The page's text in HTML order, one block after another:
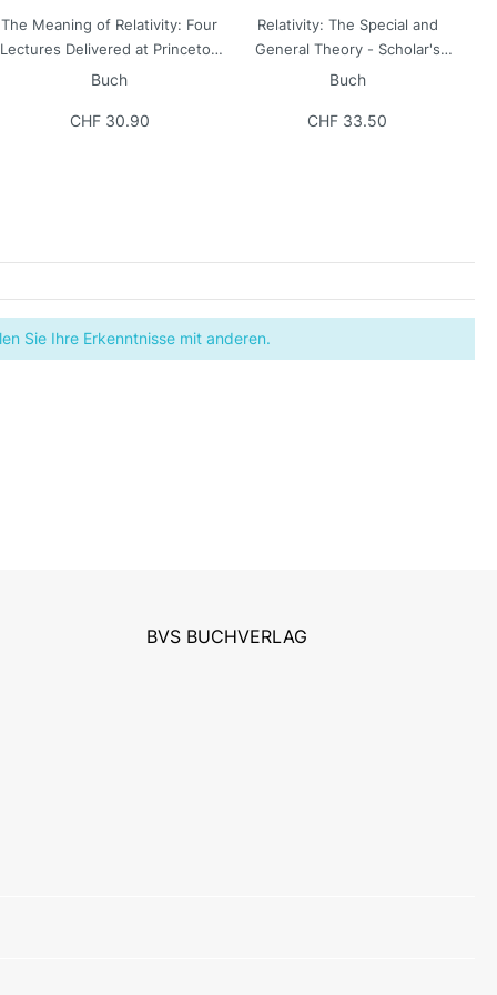
The Meaning of Relativity: Four
Lectures Delivered at Princeton
May, 1921 - Scholar's
Buch
CHF 30.90
Relativity: The Special and
General Theory - Scholar's
Choice Edition
Buch
CHF 33.50
Sie Ihre Erkenntnisse mit anderen.
BVS BUCHVERLAG